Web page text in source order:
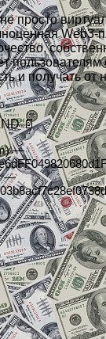
просто
Web3-
пользователям
и получать от
📄
—
—